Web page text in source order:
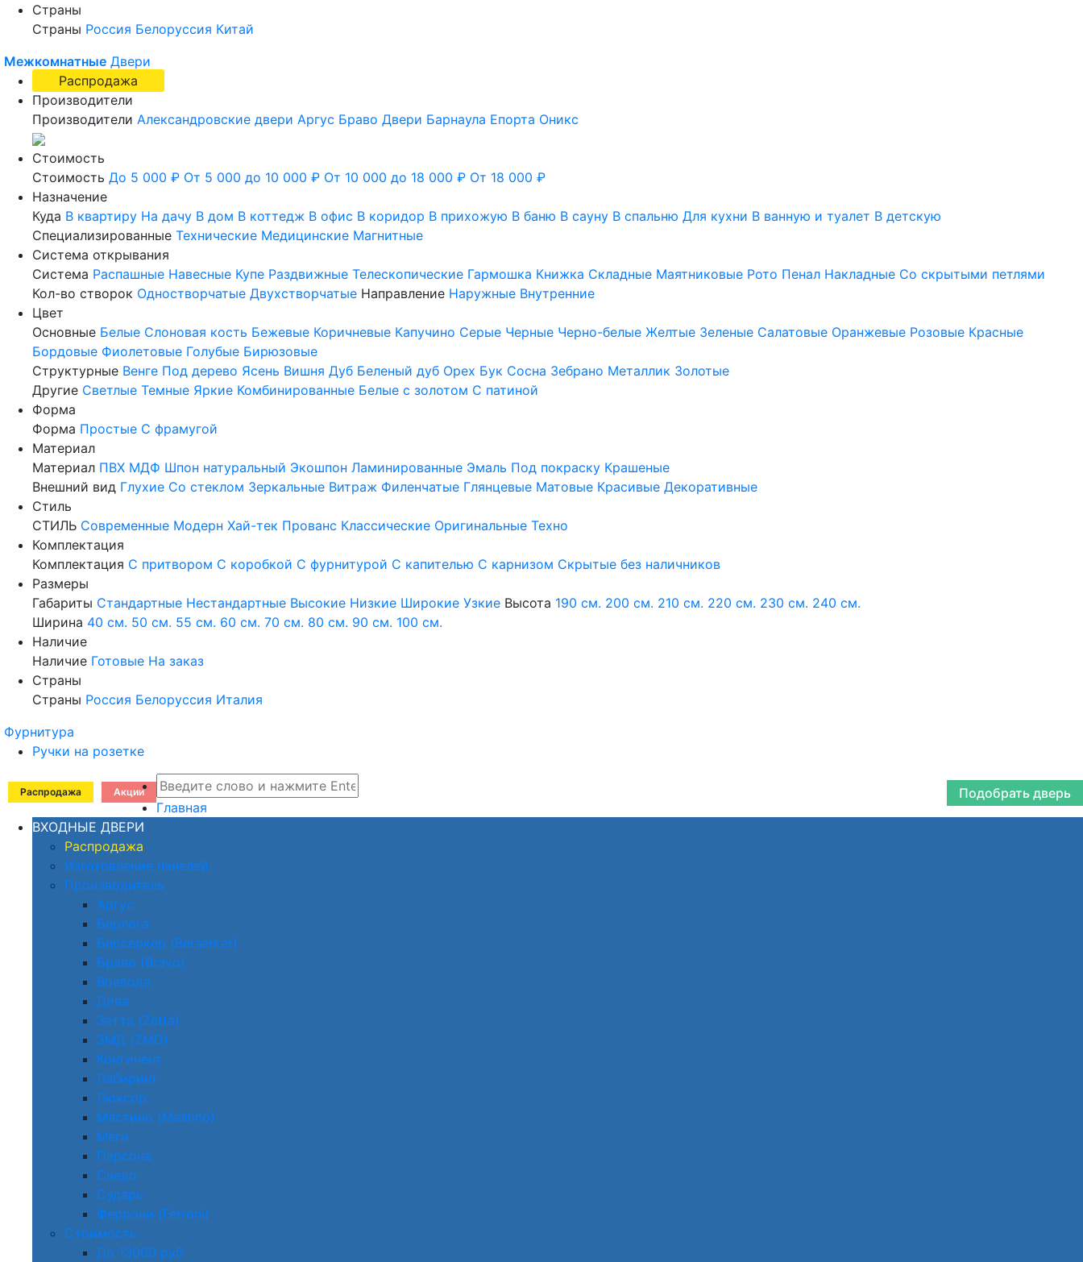
Страны
Страны Россия Белоруссия Китай
Межкомнатные Двери
Распродажа
Производители
Производители Александровские двери Аргус Браво Двери Барнаула Епорта Оникс
Стоимость
Стоимость До 5 000 ₽ От 5 000 до 10 000 ₽ От 10 000 до 18 000 ₽ От 18 000 ₽
Назначение
Куда В квартиру На дачу В дом В коттедж В офис В коридор В прихожую В баню В сауну В спальню Для кухни В ванную и туалет В детскую
Специализированные Технические Медицинские Магнитные
Система открывания
Система Распашные Навесные Купе Раздвижные Телескопические Гармошка Книжка Складные Маятниковые Рото Пенал Накладные Со скрытыми петлями
Кол-во створок Одностворчатые Двухстворчатые Направление Наружные Внутренние
Цвет
Основные Белые Слоновая кость Бежевые Коричневые Капучино Серые Черные Черно-белые Желтые Зеленые Салатовые Оранжевые Розовые Красные
Бордовые Фиолетовые Голубые Бирюзовые
Структурные Венге Под дерево Ясень Вишня Дуб Беленый дуб Орех Бук Сосна Зебрано Металлик Золотые
Другие Светлые Темные Яркие Комбинированные Белые с золотом С патиной
Форма
Форма Простые С фрамугой
Материал
Материал ПВХ МДФ Шпон натуральный Экошпон Ламинированные Эмаль Под покраску Крашеные
Внешний вид Глухие Со стеклом Зеркальные Витраж Филенчатые Глянцевые Матовые Красивые Декоративные
Стиль
СТИЛЬ Современные Модерн Хай-тек Прованс Классические Оригинальные Техно
Комплектация
Комплектация С притвором С коробкой С фурнитурой С капителью С карнизом Скрытые без наличников
Размеры
Габариты Стандартные Нестандартные Высокие Низкие Широкие Узкие Высота 190 см. 200 см. 210 см. 220 см. 230 см. 240 см.
Ширина 40 см. 50 см. 55 см. 60 см. 70 см. 80 см. 90 см. 100 см.
Наличие
Наличие Готовые На заказ
Страны
Страны Россия Белоруссия Италия
Фурнитура
Ручки на розетке
Распродажа Акции
Подобрать дверь
Главная
ВХОДНЫЕ ДВЕРИ
Распродажа
Изготовление панелей
Производитель
Аргус
Берлога
Берсеркер (Berserker)
Браво (Bravo)
Воевода
Дива
Зетта (Zetta)
ЗМД (ZMD)
Континент
Лабиринт
Люксор
Мастино (Mastino)
Меги
Персона
Снедо
Сударь
Феррони (Ferroni)
Стоимость
До 13000 руб